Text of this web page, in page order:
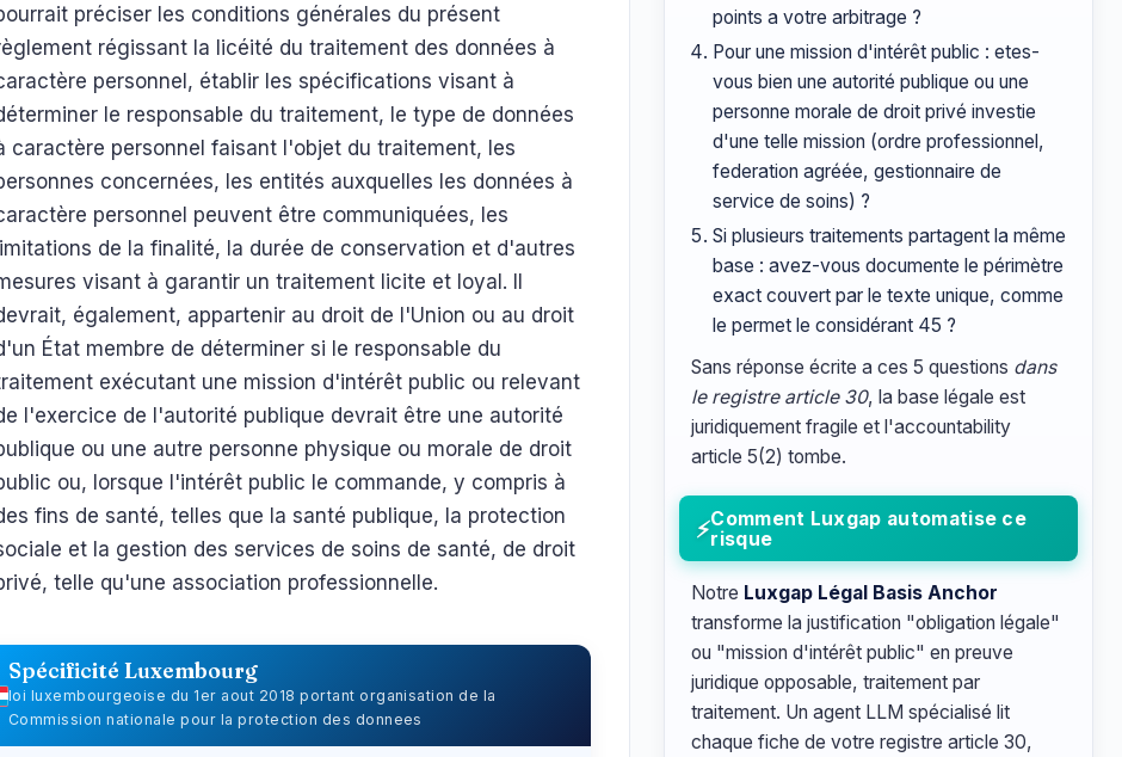
préciser les conditions générales du présent
régissant la licéité du traitement des données à
personnel, établir les spécifications visant à
le responsable du traitement, le type de données
caractère personnel faisant l'objet du traitement, les
concernées, les entités auxquelles les données à
personnel peuvent être communiquées, les
limitations de la finalité, la durée de conservation et d'autres
visant à garantir un traitement licite et loyal. Il
également, appartenir au droit de l'Union ou au droit
État membre de déterminer si le responsable du
exécutant une mission d'intérêt public ou relevant
l'exercice de l'autorité publique devrait être une autorité
ou une autre personne physique ou morale de droit
ou, lorsque l'intérêt public le commande, y compris à
fins de santé, telles que la santé publique, la protection
et la gestion des services de soins de santé, de droit
telle qu'une association professionnelle.
Spécificité Luxembourg
loi luxembourgeoise du 1er aout 2018 portant organisation de la
Commission nationale pour la protection des donnees
points a votre arbitrage ?
Pour une mission d'intérêt public : etes-
vous bien une autorité publique ou une
personne morale de droit privé investie
d'une telle mission (ordre professionnel,
federation agréée, gestionnaire de
service de soins) ?
Si plusieurs traitements partagent la même
base : avez-vous documente le périmètre
exact couvert par le texte unique, comme
le permet le considérant 45 ?
Sans réponse écrite a ces 5 questions dans
le registre article 30, la base légale est
juridiquement fragile et l'accountability
article 5(2) tombe.
Comment Luxgap automatise ce
risque
Notre Luxgap Légal Basis Anchor
transforme la justification "obligation légale"
ou "mission d'intérêt public" en preuve
juridique opposable, traitement par
traitement. Un agent LLM spécialisé lit
chaque fiche de votre registre article 30,